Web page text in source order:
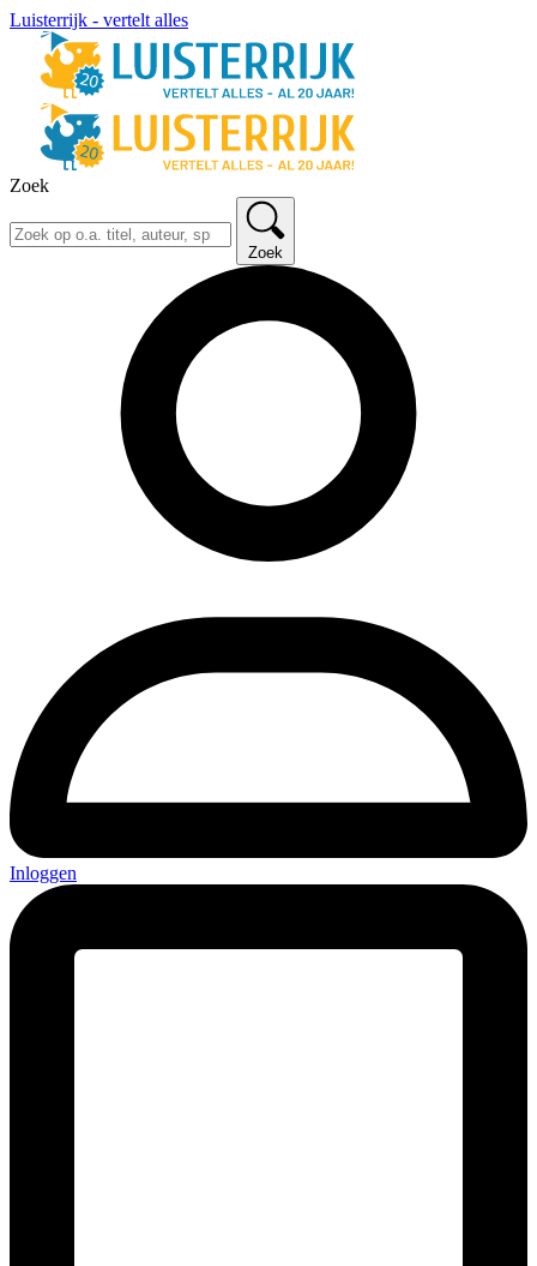
Luisterrijk - vertelt alles
Zoek
Zoek
Inloggen